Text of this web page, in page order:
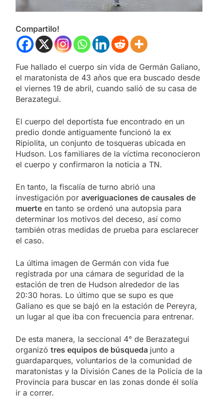
Compartilo!
Fue hallado el cuerpo sin vida de Germán Galiano,
el maratonista de 43 años que era buscado desde
el viernes 19 de abril, cuando salió de su casa de
Berazategui.
El cuerpo del deportista fue encontrado en un
predio donde antiguamente funcionó la ex
Ripiolita, un conjunto de tosqueras ubicada en
Hudson. Los familiares de la víctima reconocieron
el cuerpo y confirmaron la noticia a TN.
En tanto, la fiscalía de turno abrió una
investigación por averiguaciones de causales de
muerte en tanto se ordenó una autopsia para
determinar los motivos del deceso, así como
también otras medidas de prueba para esclarecer
el caso.
La última imagen de Germán con vida fue
registrada por una cámara de seguridad de la
estación de tren de Hudson alrededor de las
20:30 horas. Lo último que se supo es que
Galiano es que se bajó en la estación de Pereyra,
un lugar al que iba con frecuencia para entrenar.
De esta manera, la seccional 4° de Berazategui
organizó tres equipos de búsqueda junto a
guardaparques, voluntarios de la comunidad de
maratonistas y la División Canes de la Policía de la
Provincia para buscar en las zonas donde él solía
ir a correr.